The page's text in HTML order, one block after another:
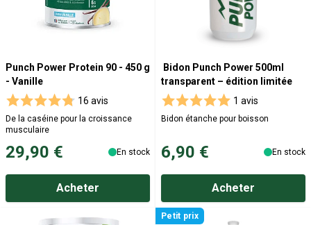
Punch Power Protein 90 - 450 g
- Vanille
16 avis
De la caséine pour la croissance
musculaire
29,90 € En stock
Acheter
Bidon Punch Power 500ml
transparent – édition limitée
1 avis
Bidon étanche pour boisson
6,90 € En stock
Acheter
Petit prix